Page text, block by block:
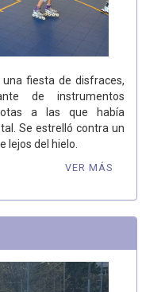
una fiesta de disfraces,
de instrumentos
a las que había
Se estrelló contra un
lejos del hielo.
VER MÁS